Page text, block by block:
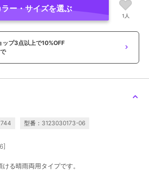
ー・サイズを選ぶ
1人
プ3点以上で10%OFF
型番：3123030173-06
る晴雨両用タイプです。